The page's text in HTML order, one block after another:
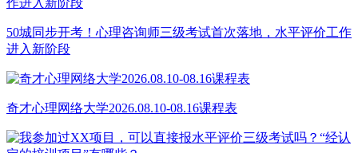
50城同步开考！心理咨询师三级考试首次落地，水平评价工作
进入新阶段
奇才心理网络大学2026.08.10-08.16课程表